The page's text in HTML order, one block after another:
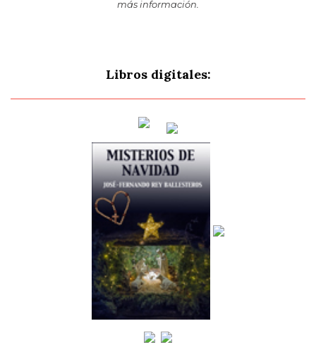
más información.
Libros digitales: